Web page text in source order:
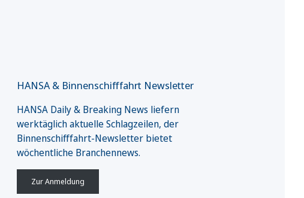
HANSA & Binnenschifffahrt Newsletter
HANSA Daily & Breaking News liefern
werktäglich aktuelle Schlagzeilen, der
Binnenschifffahrt-Newsletter bietet
wöchentliche Branchennews.
Zur Anmeldung